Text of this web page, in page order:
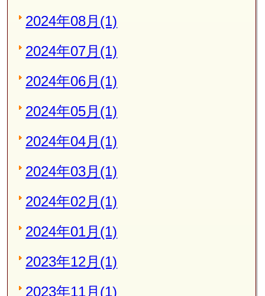
2024年08月(1)
2024年07月(1)
2024年06月(1)
2024年05月(1)
2024年04月(1)
2024年03月(1)
2024年02月(1)
2024年01月(1)
2023年12月(1)
2023年11月(1)